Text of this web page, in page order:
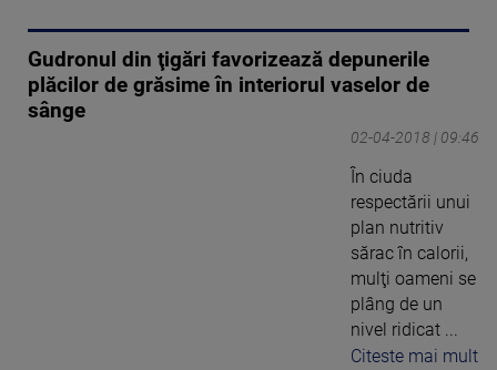
Gudronul din ţigări favorizează depunerile
plăcilor de grăsime în interiorul vaselor de
sânge
02-04-2018 | 09:46
În ciuda
respectării unui
plan nutritiv
sărac în calorii,
mulţi oameni se
plâng de un
nivel ridicat ...
Citeste mai mult